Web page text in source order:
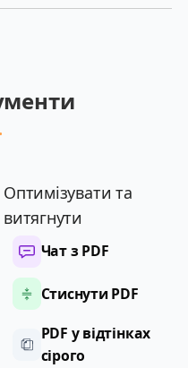
Оптимізувати та
витягнути
Чат з PDF
Стиснути PDF
PDF у відтінках
сірого